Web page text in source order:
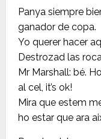
Panya siempre
ganador de copa.
Yo querer hacer
Destrozad las
Mr Marshall: bé.
al cel, it’s ok!
Mira que estem
ho estar que ara